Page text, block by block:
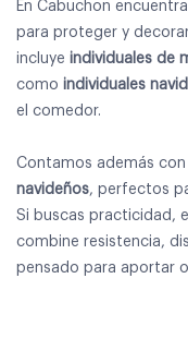
En Cabuchon
para proteger y
incluye individuales de
como individuales
el comedor.
Contamos además con
navideños, perfectos
Si buscas practicidad,
combine resistencia,
pensado para aportar